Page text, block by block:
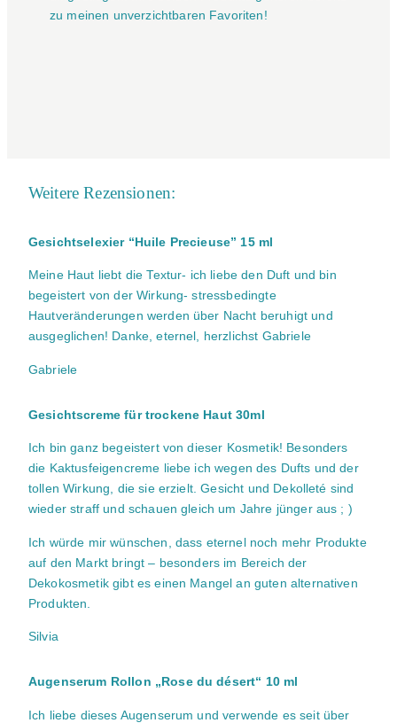
zu meinen unverzichtbaren Favoriten!
Weitere Rezensionen:
Gesichtselexier “Huile Precieuse” 15 ml
Meine Haut liebt die Textur- ich liebe den Duft und bin
begeistert von der Wirkung- stressbedingte
Hautveränderungen werden über Nacht beruhigt und
ausgeglichen! Danke, eternel, herzlichst Gabriele
Gabriele
Gesichtscreme für trockene Haut 30ml
Ich bin ganz begeistert von dieser Kosmetik! Besonders
die Kaktusfeigencreme liebe ich wegen des Dufts und der
tollen Wirkung, die sie erzielt. Gesicht und Dekolleté sind
wieder straff und schauen gleich um Jahre jünger aus ; )
Ich würde mir wünschen, dass eternel noch mehr Produkte
auf den Markt bringt – besonders im Bereich der
Dekokosmetik gibt es einen Mangel an guten alternativen
Produkten.
Silvia
Augenserum Rollon „Rose du désert“ 10 ml
Ich liebe dieses Augenserum und verwende es seit über